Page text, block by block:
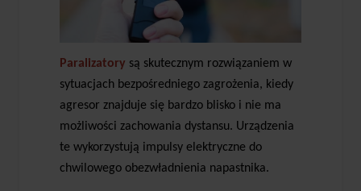
Paralizatory są skutecznym rozwiązaniem w
sytuacjach bezpośredniego zagrożenia, kiedy
agresor znajduje się bardzo blisko i nie ma
możliwości zachowania dystansu. Urządzenia
te wykorzystują impulsy elektryczne do
chwilowego obezwładnienia napastnika.